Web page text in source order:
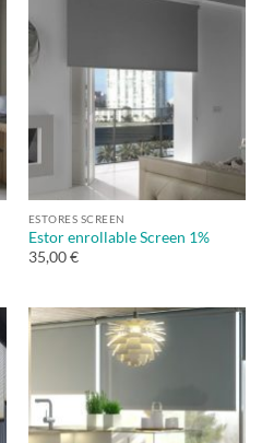
ESTORES SCREEN
Estor enrollable Screen 1%
35,00 €